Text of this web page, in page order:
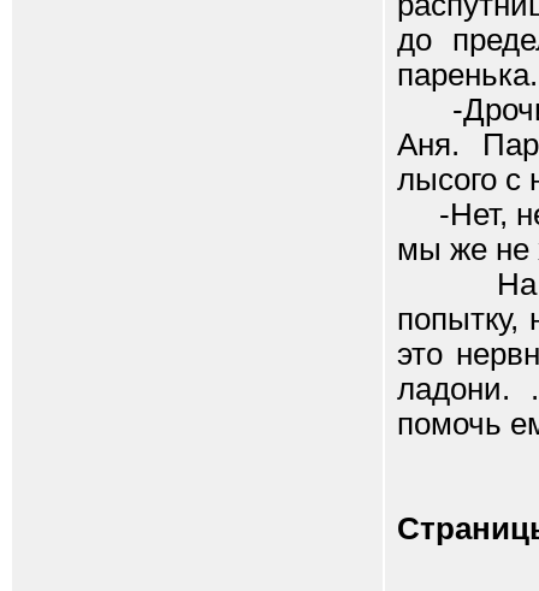
до
паренька.
-Дрочи
Аня.
лысого с
-Нет,
мы же не
На это
попытку,
это
ладони.
помочь